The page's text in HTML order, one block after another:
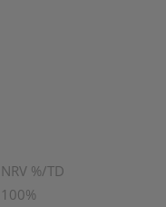
NRV %/TD
100%